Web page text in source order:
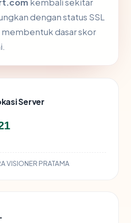
kembali sekitar
dengan status SSL
dasar skor
Server
VISIONER PRATAMA